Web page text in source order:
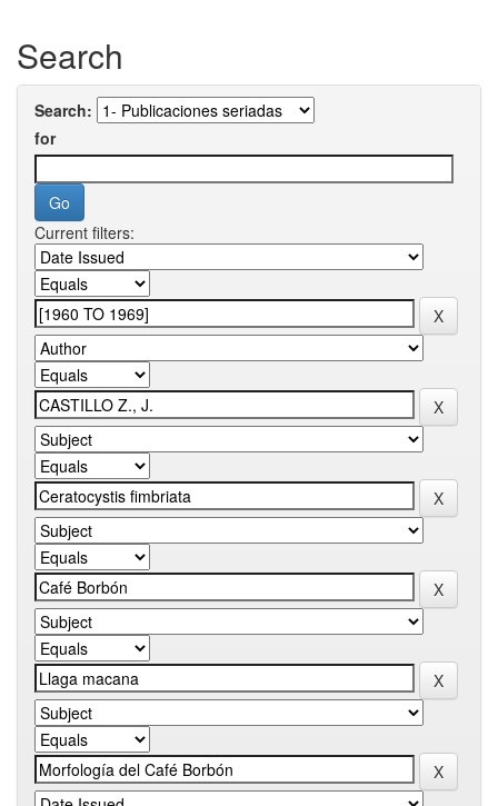
Search
Search:
for
Current filters: